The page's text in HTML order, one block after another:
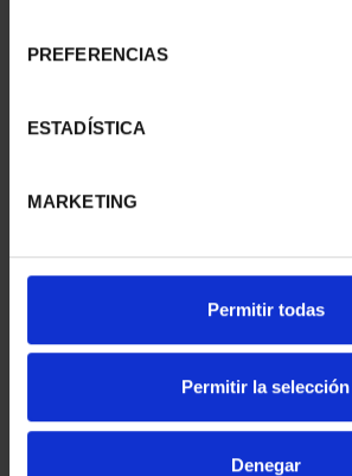
PREFERENCIAS
ESTADÍSTICA
MARKETING
Permitir todas
Permitir la selección
Denegar
III - TOLEDO